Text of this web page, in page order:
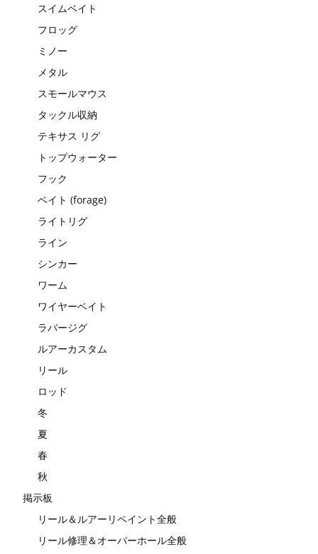
スイムベイト
フロッグ
ミノー
メタル
スモールマウス
タックル収納
テキサス リグ
トップウォーター
フック
ベイト (forage)
ライトリグ
ライン
シンカー
ワーム
ワイヤーベイト
ラバージグ
ルアーカスタム
リール
ロッド
冬
夏
春
秋
掲示板
リール＆ルアーリペイント全般
リール修理＆オーバーホール全般